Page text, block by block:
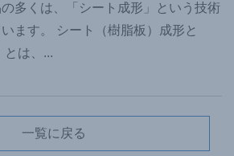
多くは、「シート成形」という技術
ます。 シート（樹脂板）成形と
は、 ...
一覧に戻る